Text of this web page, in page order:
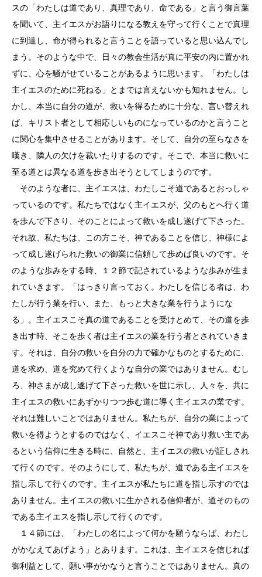
スの「わたしは道であり、真理であり、命である」と言う御言葉
を聞いて、主イエスがお語りになる教えを守って行くことで真理
に到達し、命が得られると言うことを語っていると思い込んでし
まう。そのような中で、日々の教会生活が真に平安の内に置かれ
ずに、心を騒がせていることがあるように思います。「わたしは
主イエスのために死ねる」とまでは言えないかも知れません。し
かし、本当に自分の道が、救いを得るために十分な、言い替えれ
ば、キリスト者として相応しいものになっているのかと言うこと
に関心を集中させることがあります。そして、自分の至らなさを
嘆き、隣人の欠けを裁いたりするのです。そこで、本当に救いに
至る道とは異なる道を歩き出そうとしてしまうのです。
そのような者に、主イエスは、わたしこそ道であるとおっしゃ
っているのです。私たちではなく主イエスが、父のもとへ行く道
を歩んで下さり、そのことによって救いを成し遂げて下さった。
それ故、私たちは、この方こそ、神であることを信じ、神様によ
って成し遂げられた救いの御業に信頼して歩めば良いのです。そ
のような歩みをする時、１２節で記されているような歩みが生ま
れていきます。「はっきり言っておく。わたしを信じる者は、わ
たしが行う業を行い、また、もっと大きな業を行うようにな
る」。主イエスこそ真の道であることを受けとめて、その道を歩
き出す時、そこを歩く者は主イエスの業を行う者とされていきま
す。それは、自分の救いを自分の力で確かなものとするために、
道を求め、道を究めて行くような自分の業ではありません。むし
ろ、神さまが成し遂げて下さった救いを世に示し、人々を、共に
主イエスの救いにあずかりつつ歩む道に導く主イエスの業です。
それは難しいことではありません。私たちが、自分の業によって
救いを得ようとするのではなく、イエスこそ神であり救い主であ
るという信仰に生きる時に、自然と、主イエスの救いが証しされ
て行くのです。そのようにして、私たちが、道である主イエスを
指し示して行くのです。主イエスが私たちに道を指し示すのでは
ありません。主イエスの救いに生かされる信仰者が、道そのもの
である主イエスを指し示して行くのです。
１４節には、「わたしの名によって何かを願うならば、わたし
がかなえてあげよう」とあります。これは、主イエスを信じれば
御利益として、願い事がかなうと言うことではありません。真の